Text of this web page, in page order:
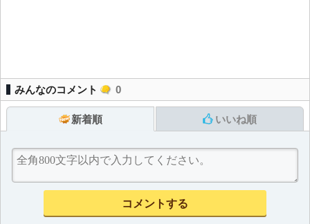
みんなのコメント 0
新着順 いいね順